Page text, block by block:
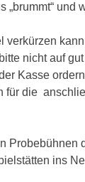
und
nicht auf
Kasse
für die
Probebühnen
ins